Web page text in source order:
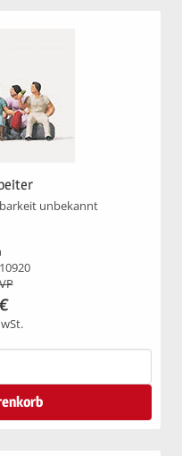
unbekannt